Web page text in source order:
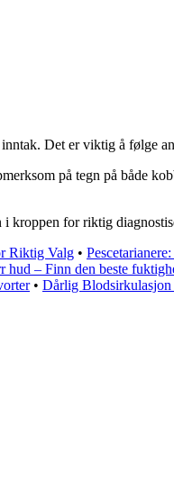
Det er viktig å følge
på tegn på både
i kroppen for riktig
Riktig Valg •
hud – Finn den beste
• Dårlig Blodsirkulasjon